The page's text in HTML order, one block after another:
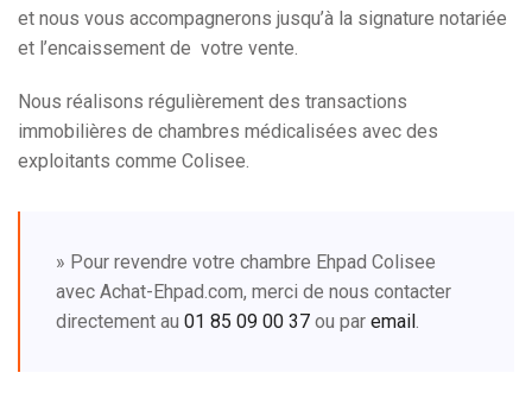
et nous vous accompagnerons jusqu’à la signature notariée
et l’encaissement de votre vente.
Nous réalisons régulièrement des transactions
immobilières de chambres médicalisées avec des
exploitants comme Colisee.
» Pour revendre votre chambre Ehpad Colisee
avec Achat-Ehpad.com, merci de nous contacter
directement au 01 85 09 00 37 ou par email